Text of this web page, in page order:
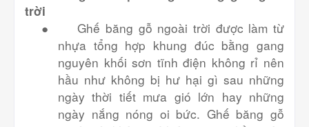
trời
●
Ghế băng gỗ ngoài trời được làm từ
nhựa tổng hợp khung đúc bằng gang
nguyên khối sơn tĩnh điện không rỉ nên
hầu như không bị hư hại gì sau những
ngày thời tiết mưa gió lớn hay những
ngày nắng nóng oi bức. Ghế băng gỗ